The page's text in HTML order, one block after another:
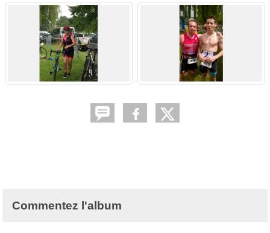
Commentez l'album